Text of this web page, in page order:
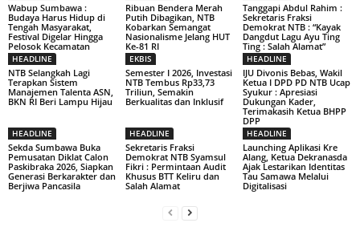
Wabup Sumbawa :
Budaya Harus Hidup di
Tengah Masyarakat,
Festival Digelar Hingga
Pelosok Kecamatan
Ribuan Bendera Merah
Putih Dibagikan, NTB
Kobarkan Semangat
Nasionalisme Jelang HUT
Ke-81 RI
Tanggapi Abdul Rahim :
Sekretaris Fraksi
Demokrat NTB : “Kayak
Dangdut Lagu Ayu Ting
Ting : Salah Alamat”
HEADLINE
NTB Selangkah Lagi
Terapkan Sistem
Manajemen Talenta ASN,
BKN RI Beri Lampu Hijau
EKBIS
Semester I 2026, Investasi
NTB Tembus Rp33,73
Triliun, Semakin
Berkualitas dan Inklusif
HEADLINE
IJU Divonis Bebas, Wakil
Ketua I DPD PD NTB Ucap
Syukur : Apresiasi
Dukungan Kader,
Terimakasih Ketua BHPP
DPP
HEADLINE
Sekda Sumbawa Buka
Pemusatan Diklat Calon
Paskibraka 2026, Siapkan
Generasi Berkarakter dan
Berjiwa Pancasila
HEADLINE
Sekretaris Fraksi
Demokrat NTB Syamsul
Fikri : Permintaan Audit
Khusus BTT Keliru dan
Salah Alamat
HEADLINE
Launching Aplikasi Kre
Alang, Ketua Dekranasda
Ajak Lestarikan Identitas
Tau Samawa Melalui
Digitalisasi